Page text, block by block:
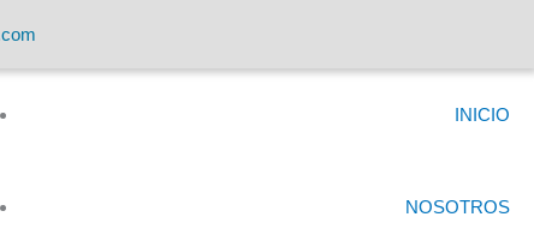
INICIO
NOSOTROS